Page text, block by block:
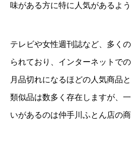
味がある方に特に人気があるよう
テレビや女性週刊誌など、多く
られており、インターネットで
月品切れになるほどの人気商品
類似品は数多く存在しますが、
いがあるのは仲手川ふとん店の